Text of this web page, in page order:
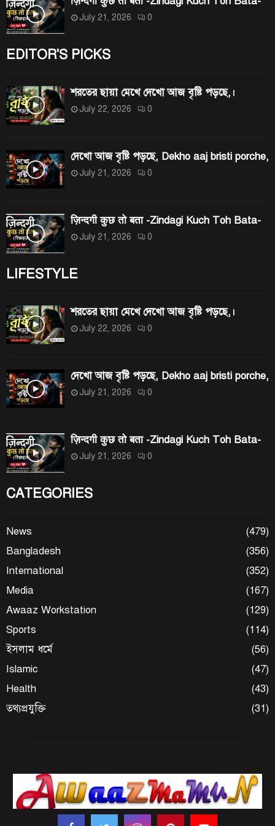
July 21, 2026 0
EDITOR'S PICKS
শরতের ছায়া মেখে দেখো আজ বৃষ্টি পড়ছে,।
July 22, 2026 0
দেখো আজ বৃষ্টি পড়ছে, Dekho aaj bristi porche,
July 21, 2026 0
ज़िन्दगी कुछ तो बता -Zindagi Kuch Toh Bata-
July 21, 2026 0
LIFESTYLE
শরতের ছায়া মেখে দেখো আজ বৃষ্টি পড়ছে,।
July 22, 2026 0
দেখো আজ বৃষ্টি পড়ছে, Dekho aaj bristi porche,
July 21, 2026 0
ज़िन्दगी कुछ तो बता -Zindagi Kuch Toh Bata-
July 21, 2026 0
CATEGORIES
News
(479)
Bangladesh
(356)
International
(352)
Media
(167)
Awaaz Workstation
(129)
Sports
(114)
ইসলাম ধর্মে
(56)
Islamic
(47)
Health
(43)
তথ্যপ্রযুক্তি
(31)